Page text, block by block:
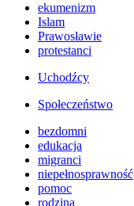
ekumenizm
Islam
Prawosławie
protestanci
Uchodźcy
Społeczeństwo
bezdomni
edukacja
migranci
niepełnosprawność
pomoc
rodzina